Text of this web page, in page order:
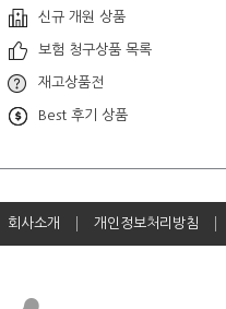
신규 개원 상품
보험 청구상품 목록
재고상품전
Best 후기 상품
회사소개 개인정보처리방침